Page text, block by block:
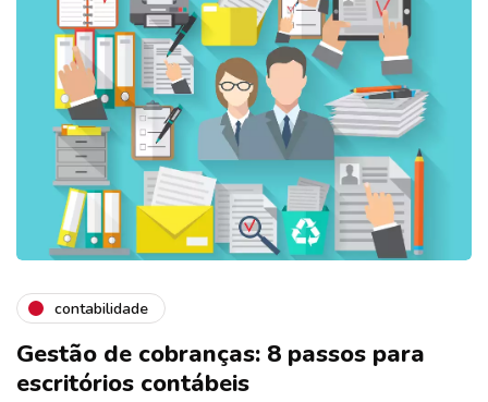
contabilidade
Gestão de cobranças: 8 passos para
escritórios contábeis